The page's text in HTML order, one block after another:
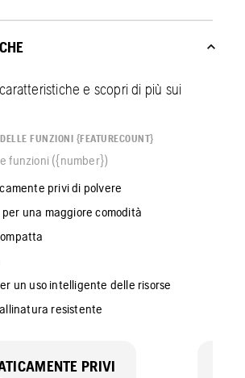
e scopri di più sui
FUNZIONI {FEATURECOUNT}
funzioni ({number})
privi di polvere
una maggiore comodità
un uso intelligente delle risorse
resistente
PRIVI